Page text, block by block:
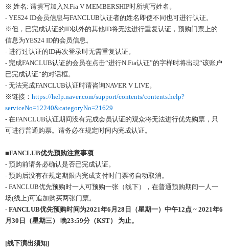
※ 姓名: 请填写加入N.Fia V MEMBERSHIP时所填写姓名。
- YES24 ID会员信息与FANCLUB认证者的姓名即使不同也可进行认证。
※但，已完成认证的ID以外的其他ID将无法进行重复认证，预购门票上的
信息为YES24 ID的会员信息。
- 进行过认证的ID再次登录时无需重复认证。
- 完成FANCLUB认证的会员在点击“进行N.Fia认证”的字样时将出现“该账户
已完成认证”的对话框。
- 无法完成FANCLUB认证时请咨询NAVER V LIVE。
※链接： https://help.naver.com/support/contents/contents.help?
serviceNo=12240&categoryNo=21629
- 在FANCLUB认证期间没有完成会员认证的观众将无法进行优先购票，只
可进行普通购票。请务必在规定时间内完成认证。
■FANCLUB优先预购注意事项
- 预购前请务必确认是否已完成认证。
- 预购后没有在规定期限内完成支付时门票将自动取消。
- FANCLUB优先预购时一人可预购一张（线下），在普通预购期间一人一
场(线上)可追加购买两张门票。
- FANCLUB优先预购时间为2021年6 月 28 日（星期一）中午12点 ~ 2021年6
月 30 日（星期三） 晚23:59分（KST） 为止。
[线下演出须知]